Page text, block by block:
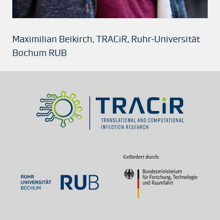
Maximilian Beikirch, TRACiR, Ruhr-Universität
Bochum RUB